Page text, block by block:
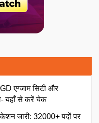
एग्जाम सिटी और
यहाँ से करें चेक
जारी: 32000+ पदों पर